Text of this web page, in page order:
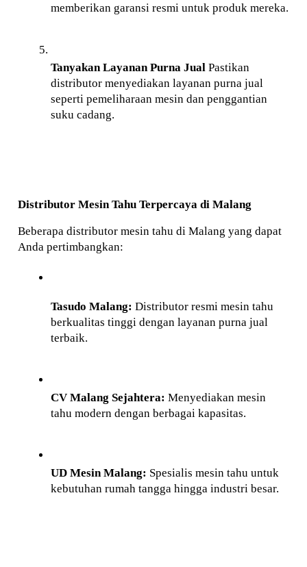
memberikan garansi resmi untuk produk mereka.
Tanyakan Layanan Purna Jual Pastikan
distributor menyediakan layanan purna jual
seperti pemeliharaan mesin dan penggantian
suku cadang.
Distributor Mesin Tahu Terpercaya di Malang
Beberapa distributor mesin tahu di Malang yang dapat
Anda pertimbangkan:
Tasudo Malang: Distributor resmi mesin tahu
berkualitas tinggi dengan layanan purna jual
terbaik.
CV Malang Sejahtera: Menyediakan mesin
tahu modern dengan berbagai kapasitas.
UD Mesin Malang: Spesialis mesin tahu untuk
kebutuhan rumah tangga hingga industri besar.